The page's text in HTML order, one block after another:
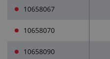
10658067
10658070
10658090